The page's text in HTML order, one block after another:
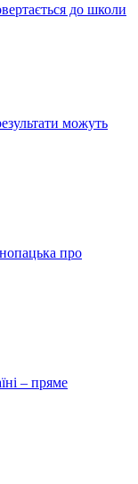
до школи
можуть
про
– пряме